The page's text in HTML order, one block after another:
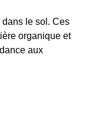
le sol. Ces
organique et
aux